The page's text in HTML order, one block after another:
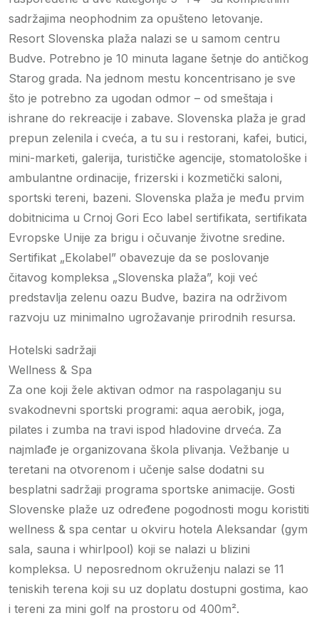
sadržajima neophodnim za opušteno letovanje.
Resort Slovenska plaža nalazi se u samom centru
Budve. Potrebno je 10 minuta lagane šetnje do antičkog
Starog grada. Na jednom mestu koncentrisano je sve
što je potrebno za ugodan odmor – od smeštaja i
ishrane do rekreacije i zabave. Slovenska plaža je grad
prepun zelenila i cveća, a tu su i restorani, kafei, butici,
mini-marketi, galerija, turističke agencije, stomatološke i
ambulantne ordinacije, frizerski i kozmetički saloni,
sportski tereni, bazeni. Slovenska plaža je među prvim
dobitnicima u Crnoj Gori Eco label sertifikata, sertifikata
Evropske Unije za brigu i očuvanje životne sredine.
Sertifikat „Ekolabel” obavezuje da se poslovanje
čitavog kompleksa „Slovenska plaža”, koji već
predstavlja zelenu oazu Budve, bazira na održivom
razvoju uz minimalno ugrožavanje prirodnih resursa.
Hotelski sadržaji
Wellness & Spa
Za one koji žele aktivan odmor na raspolaganju su
svakodnevni sportski programi: aqua aerobik, joga,
pilates i zumba na travi ispod hladovine drveća. Za
najmlađe je organizovana škola plivanja. Vežbanje u
teretani na otvorenom i učenje salse dodatni su
besplatni sadržaji programa sportske animacije. Gosti
Slovenske plaže uz određene pogodnosti mogu koristiti
wellness & spa centar u okviru hotela Aleksandar (gym
sala, sauna i whirlpool) koji se nalazi u blizini
kompleksa. U neposrednom okruženju nalazi se 11
teniskih terena koji su uz doplatu dostupni gostima, kao
i tereni za mini golf na prostoru od 400m².